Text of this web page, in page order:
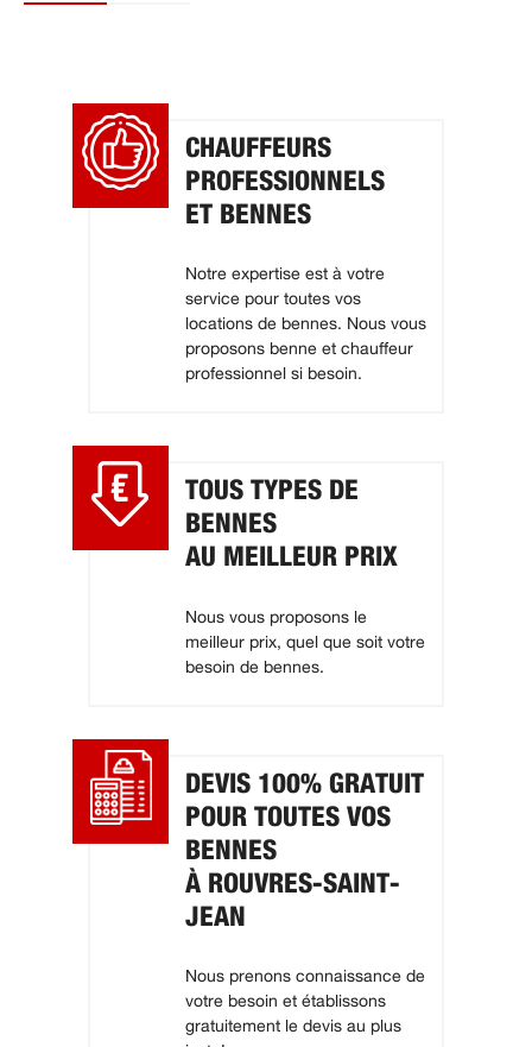
CHAUFFEURS
PROFESSIONNELS
ET BENNES
Notre expertise est à votre
service pour toutes vos
locations de bennes. Nous vous
proposons benne et chauffeur
professionnel si besoin.
TOUS TYPES DE
BENNES
AU MEILLEUR PRIX
Nous vous proposons le
meilleur prix, quel que soit votre
besoin de bennes.
DEVIS 100% GRATUIT
POUR TOUTES VOS
BENNES
À ROUVRES-SAINT-
JEAN
Nous prenons connaissance de
votre besoin et établissons
gratuitement le devis au plus